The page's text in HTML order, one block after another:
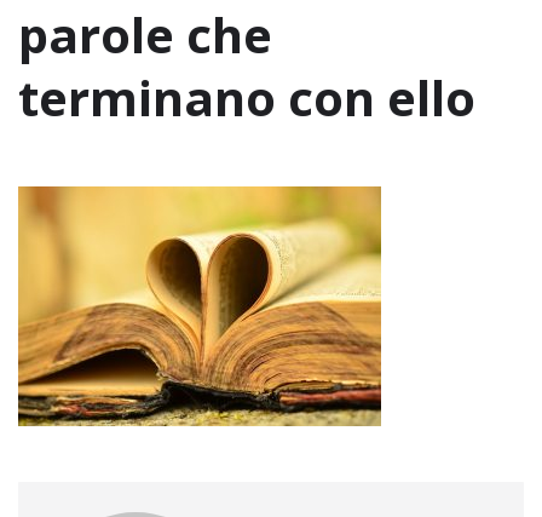
parole che
terminano con ello